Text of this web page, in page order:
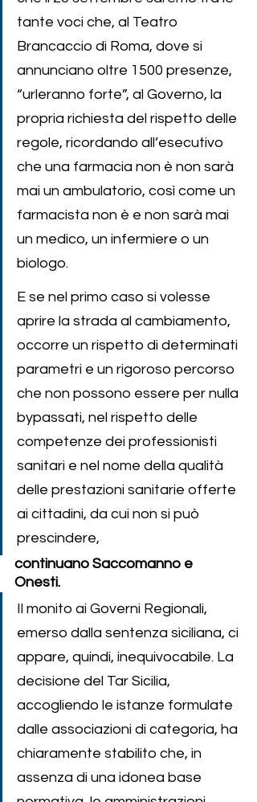
tante voci che, al Teatro
Brancaccio di Roma, dove si
annunciano oltre 1500 presenze,
“urleranno forte”, al Governo, la
propria richiesta del rispetto delle
regole, ricordando all’esecutivo
che una farmacia non è non sarà
mai un ambulatorio, così come un
farmacista non è e non sarà mai
un medico, un infermiere o un
biologo.
E se nel primo caso si volesse
aprire la strada al cambiamento,
occorre un rispetto di determinati
parametri e un rigoroso percorso
che non possono essere per nulla
bypassati, nel rispetto delle
competenze dei professionisti
sanitari e nel nome della qualità
delle prestazioni sanitarie offerte
ai cittadini, da cui non si può
prescindere,
continuano Saccomanno e
Onesti.
Il monito ai Governi Regionali,
emerso dalla sentenza siciliana, ci
appare, quindi, inequivocabile. La
decisione del Tar Sicilia,
accogliendo le istanze formulate
dalle associazioni di categoria, ha
chiaramente stabilito che, in
assenza di una idonea base